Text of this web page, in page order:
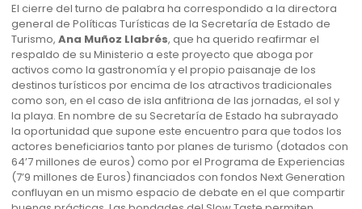
El cierre del turno de palabra ha correspondido a la directora
general de Políticas Turísticas de la Secretaría de Estado de
Turismo,Ana Muñoz Llabrés, que ha querido reafirmar el
respaldo de su Ministerio a este proyecto que aboga por
activos como la gastronomía y el propio paisanaje de los
destinos turísticos por encima de los atractivos tradicionales
como son, en el caso de isla anfitriona de las jornadas, el sol y
la playa. En nombre de su Secretaría de Estado ha subrayado
la oportunidad que supone este encuentro para que todos los
actores beneficiarios tanto por planes de turismo (dotados con
64’7 millones de euros) como por el Programa de Experiencias
(7’9 millones de Euros) financiados con fondos Next Generation
confluyan en un mismo espacio de debate en el que compartir